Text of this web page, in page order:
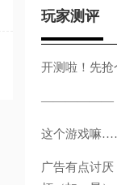
玩家测评
开测啦！先抢
——————
这个游戏嘛
广告有点讨